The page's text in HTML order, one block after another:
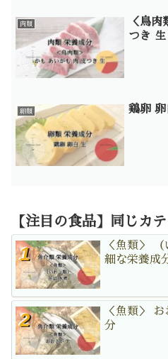
肉類
＜鳥
つき
卵類 鶏卵
【注目の食品】同じカ
＜魚類＞
細な栄養成
＜魚類＞
分